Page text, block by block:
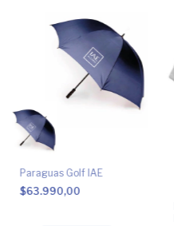
Paraguas Golf IAE
$63.990,00